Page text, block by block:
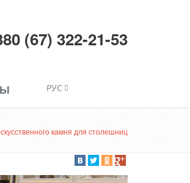
(67) 322-21-53
РУС
камня для столешниц